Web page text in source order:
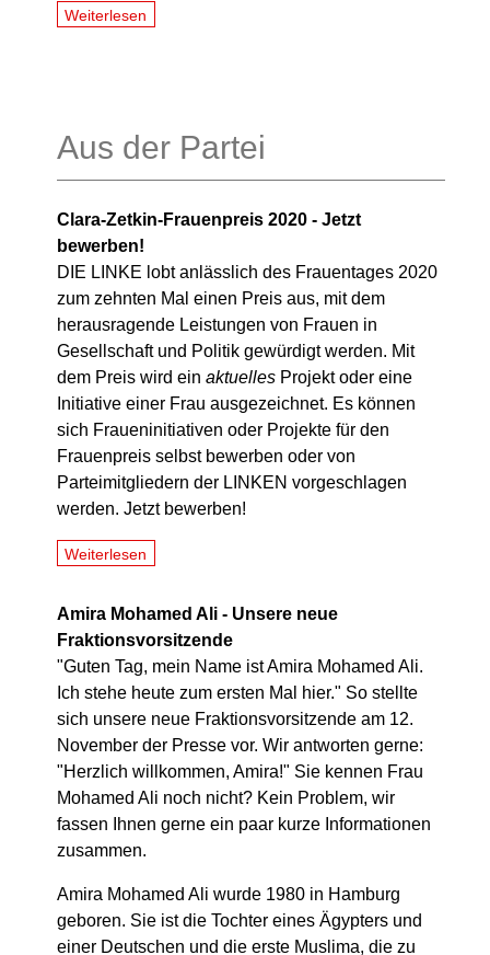
Weiterlesen
Aus der Partei
Clara-Zetkin-Frauenpreis 2020 - Jetzt
bewerben!
DIE LINKE lobt anlässlich des Frauentages 2020
zum zehnten Mal einen Preis aus, mit dem
herausragende Leistungen von Frauen in
Gesellschaft und Politik gewürdigt werden. Mit
dem Preis wird ein aktuelles Projekt oder eine
Initiative einer Frau ausgezeichnet. Es können
sich Fraueninitiativen oder Projekte für den
Frauenpreis selbst bewerben oder von
Parteimitgliedern der LINKEN vorgeschlagen
werden. Jetzt bewerben!
Weiterlesen
Amira Mohamed Ali - Unsere neue
Fraktionsvorsitzende
"Guten Tag, mein Name ist Amira Mohamed Ali.
Ich stehe heute zum ersten Mal hier." So stellte
sich unsere neue Fraktionsvorsitzende am 12.
November der Presse vor. Wir antworten gerne:
"Herzlich willkommen, Amira!" Sie kennen Frau
Mohamed Ali noch nicht? Kein Problem, wir
fassen Ihnen gerne ein paar kurze Informationen
zusammen.
Amira Mohamed Ali wurde 1980 in Hamburg
geboren. Sie ist die Tochter eines Ägypters und
einer Deutschen und die erste Muslima, die zu